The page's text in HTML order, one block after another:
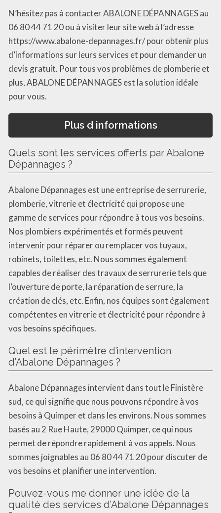
N’hésitez pas à contacter ABALONE DÉPANNAGES au
06 80 44 71 20 ou à visiter leur site web à l’adresse
https://www.abalone-depannages.fr/ pour obtenir plus
d’informations sur leurs services et pour demander un
devis gratuit. Pour tous vos problèmes de plomberie et
plus, ABALONE DÉPANNAGES est la solution idéale
pour vous.
Plus d informations
Quels sont les services offerts par Abalone
Dépannages ?
Abalone Dépannages est une entreprise de serrurerie,
plomberie, vitrerie et électricité qui propose une
gamme de services pour répondre à tous vos besoins.
Nos plombiers expérimentés et formés peuvent
intervenir pour réparer ou remplacer vos tuyaux,
robinets, toilettes, etc. Nous sommes également
capables de réaliser des travaux de serrurerie tels que
l’ouverture de porte, la réparation de serrure, la
création de clés, etc. Enfin, nos équipes sont également
compétentes en vitrerie et électricité pour répondre à
vos besoins spécifiques.
Quel est le périmètre d’intervention
d’Abalone Dépannages ?
Abalone Dépannages intervient dans tout le Finistère
sud, ce qui signifie que nous pouvons répondre à vos
besoins à Quimper et dans les environs. Nous sommes
basés au 2 Rue Haute, 29000 Quimper, ce qui nous
permet de répondre rapidement à vos appels. Nous
sommes joignables au 06 80 44 71 20 pour discuter de
vos besoins et planifier une intervention.
Pouvez-vous me donner une idée de la
qualité des services d’Abalone Dépannages